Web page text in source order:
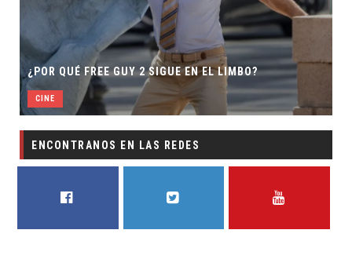
¿POR QUÉ FREE GUY 2 SIGUE EN EL LIMBO?
CINE
ENCONTRANOS EN LAS REDES